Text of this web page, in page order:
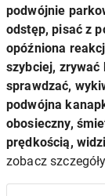
podwójnie
odstęp, pisać z
opóźniona
szybciej, zrywać
sprawdzać,
podwójna
obosieczny,
prędkością,
zobacz